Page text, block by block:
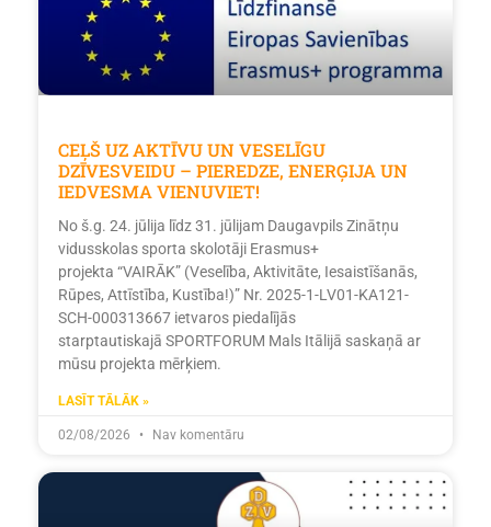
CEĻŠ UZ AKTĪVU UN VESELĪGU
DZĪVESVEIDU – PIEREDZE, ENERĢIJA UN
IEDVESMA VIENUVIET!
No š.g. 24. jūlija līdz 31. jūlijam Daugavpils Zinātņu
vidusskolas sporta skolotāji Erasmus+
projekta “VAIRĀK” (Veselība, Aktivitāte, Iesaistīšanās,
Rūpes, Attīstība, Kustība!)” Nr. 2025-1-LV01-KA121-
SCH-000313667 ietvaros piedalījās
starptautiskajā SPORTFORUM Mals Itālijā saskaņā ar
mūsu projekta mērķiem.
LASĪT TĀLĀK »
02/08/2026 Nav komentāru